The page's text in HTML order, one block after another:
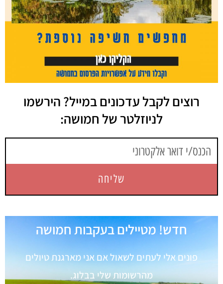
רוצים לקבל עדכונים במייל? הירשמו
לניוזלטר של חמושה:
שליחה
חדש! מטיילים בעקבות חמושה
פונים אלי לעתים לשאול אם אני מארגנת טיולים
מהרשומות שלי בבלוג.